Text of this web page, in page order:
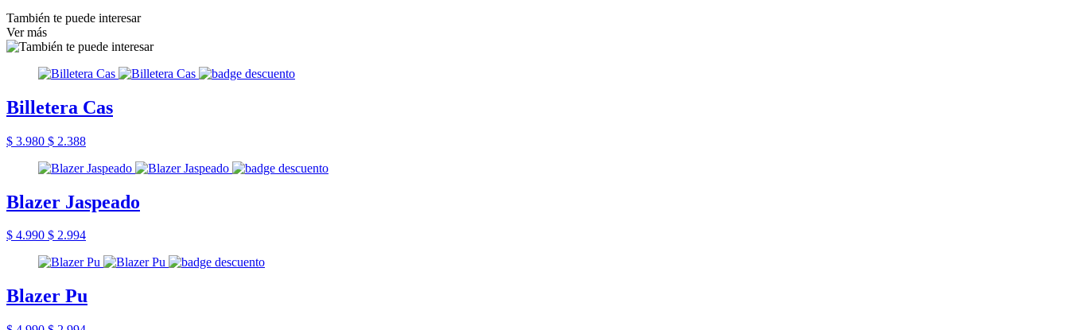
También te puede interesar
Ver más
Billetera Cas
$ 3.980 $ 2.388
Blazer Jaspeado
$ 4.990 $ 2.994
Blazer Pu